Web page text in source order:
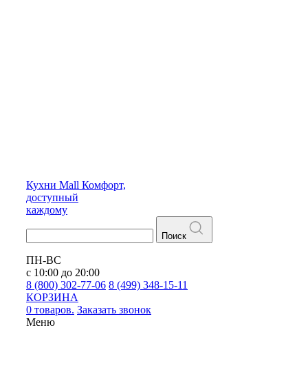
Кухни Mall Комфорт,
доступный
каждому
Поиск
ПН-ВС
с 10:00 до 20:00
8 (800) 302-77-06 8 (499) 348-15-11
КОРЗИНА
0 товаров. Заказать звонок
Меню